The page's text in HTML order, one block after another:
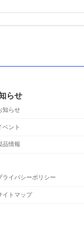
らせ
知らせ
ベント
品情報
ライバシーポリシー
イトマップ